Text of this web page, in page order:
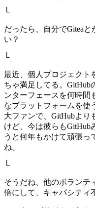
└
だったら、自分でGitea
い？
└
最近、個人プロジェクト
ちゃ満足してる。GitHub
ンターフェースを何時間
なプラットフォームを使
大ファンで、GitHubより
けど、今は彼らもGitHub
うと何年もかけて頑張っ
ね。
└
そうだね、他のボランテ
倍にして、キャパシティ